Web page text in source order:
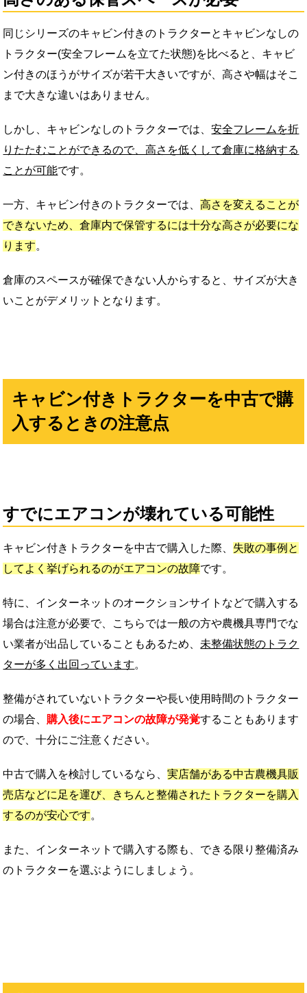
同じシリーズのキャビン付きのトラクターとキャビンなしの
トラクター(安全フレームを立てた状態)を比べると、キャビ
ン付きのほうがサイズが若干大きいですが、高さや幅はそこ
まで大きな違いはありません。
しかし、キャビンなしのトラクターでは、安全フレームを折
りたたむことができるので、高さを低くして倉庫に格納する
ことが可能です。
一方、キャビン付きのトラクターでは、高さを変えることが
できないため、倉庫内で保管するには十分な高さが必要にな
ります。
倉庫のスペースが確保できない人からすると、サイズが大き
いことがデメリットとなります。
キャビン付きトラクターを中古で購
入するときの注意点
すでにエアコンが壊れている可能性
キャビン付きトラクターを中古で購入した際、 失敗の事例と
してよく挙げられるのがエアコンの故障です。
特に、インターネットのオークションサイトなどで購入する
場合は注意が必要で、こちらでは一般の方や農機具専門でな
い業者が出品していることもあるため、 未整備状態のトラク
ターが多く出回っています。
整備がされていないトラクターや長い使用時間のトラクター
の場合、 購入後にエアコンの故障が発覚することもあります
ので、十分にご注意ください。
中古で購入を検討しているなら、実店舗がある中古農機具販
売店などに足を運び、きちんと整備されたトラクターを購入
するのが安心です。
また、インターネットで購入する際も、できる限り整備済み
のトラクターを選ぶようにしましょう。